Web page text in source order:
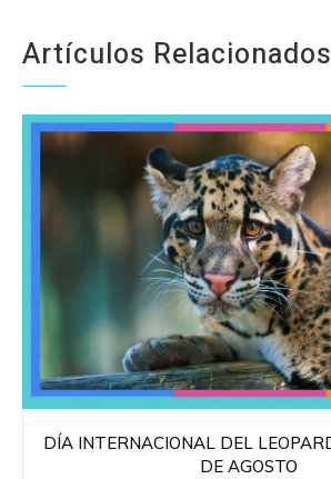
Artículos Relacionados
DÍA INTERNACIONAL DEL
DE AGOSTO